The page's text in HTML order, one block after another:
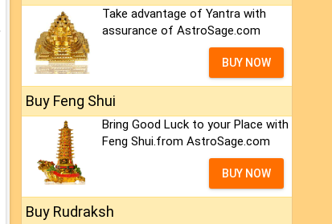
Take advantage of Yantra with
assurance of AstroSage.com
BUY NOW
Buy Feng Shui
Bring Good Luck to your Place with
Feng Shui.from AstroSage.com
BUY NOW
Buy Rudraksh